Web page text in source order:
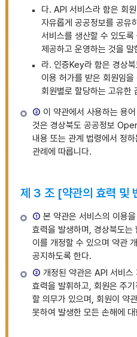
다. API 서비스라 함은 회
자유롭게 공공정보를 공유
서비스를 생산할 수 있도
제공하고 운영하는 것을 말
라. 인증Key라 함은 경상
이용 허가를 받은 회원임
회원별로 할당하는 고유한
② 이 약관에서 사용하는 용
것은 경상북도 공공정보
내용 또는 관계 법령에서 정
관례에 따릅니다.
제 3 조 [약관의 효력 및
① 본 약관은 서비스의 이용
효력을 발생하며, 경상북도는
이를 개정할 수 있으며 약관
공지하도록 한다.
② 개정된 약관은 API 서비스
효력을 발휘하고, 회원은 주
할 의무가 있으며, 회원이 약
못하여 발생한 모든 손해에